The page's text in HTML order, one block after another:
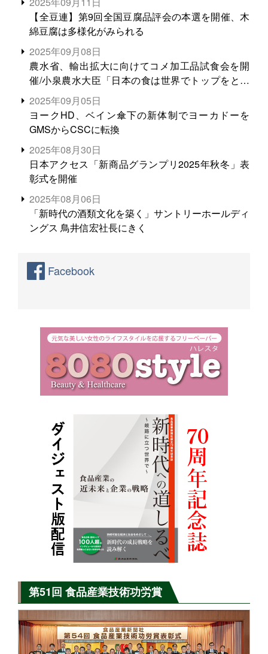
【全豆連】第9回全国豆腐品評会の本選を開催、木
綿豆腐は多様化がみられる
2025年09月08日
農水省、輸出拡大に向けてコメ加工品試食会を開
催/小泉農水大臣「日本の食は世界でトップをとれ
る。米増産に向けて、米輸出需要の拡大を」
2025年09月05日
ヨークHD、ベイン傘下の新体制でヨーカドーを
GMSからCSCに転換
2025年08月30日
日本アクセス「新商品グランプリ2025年秋冬」表
彰式を開催
2025年08月06日
「新時代の酒類文化を築く」サントリーホールディ
ングス 鳥井信宏社長にきく
Facebook
第51回 食品産業技術功労賞